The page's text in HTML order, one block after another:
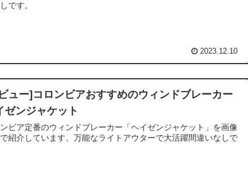
です。
2023.12.10
ュー]コロンビアおすすめのウィンドブレーカー
ゼンジャケット
ビア定番のウィンドブレーカー「ヘイゼンジャケット」を画像
紹介しています。万能なライトアウターで大活躍間違いなしで